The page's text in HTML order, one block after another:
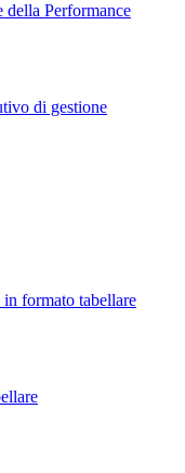
della Performance
di gestione
formato tabellare